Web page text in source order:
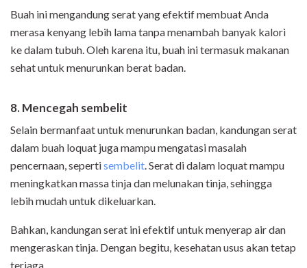
Buah ini mengandung serat yang efektif membuat Anda
merasa kenyang lebih lama tanpa menambah banyak kalori
ke dalam tubuh. Oleh karena itu, buah ini termasuk makanan
sehat untuk menurunkan berat badan.
8. Mencegah sembelit
Selain bermanfaat untuk menurunkan badan, kandungan serat
dalam buah loquat juga mampu mengatasi masalah
pencernaan, sepertisembelit . Serat di dalam loquat mampu
meningkatkan massa tinja dan melunakan tinja, sehingga
lebih mudah untuk dikeluarkan.
Bahkan, kandungan serat ini efektif untuk menyerap air dan
mengeraskan tinja. Dengan begitu, kesehatan usus akan tetap
terjaga.